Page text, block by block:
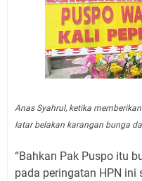
Anas Syahrul, ketika
latar belakan karangan bunga
“Bahkan Pak Puspo itu
pada peringatan HPN ini